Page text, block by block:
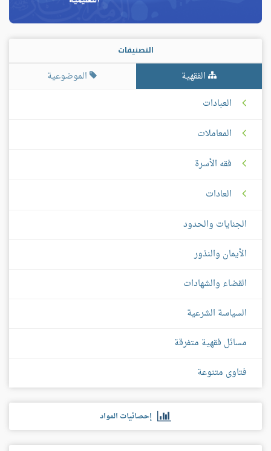
التصنيفات
الفقهية
الموضوعية
العبادات
المعاملات
فقه الأسرة
العادات
الجنايات والحدود
الأيمان والنذور
القضاء والشهادات
السياسة الشرعية
مسائل فقهية متفرقة
فتاوى متنوعة
إحصائيات المواد